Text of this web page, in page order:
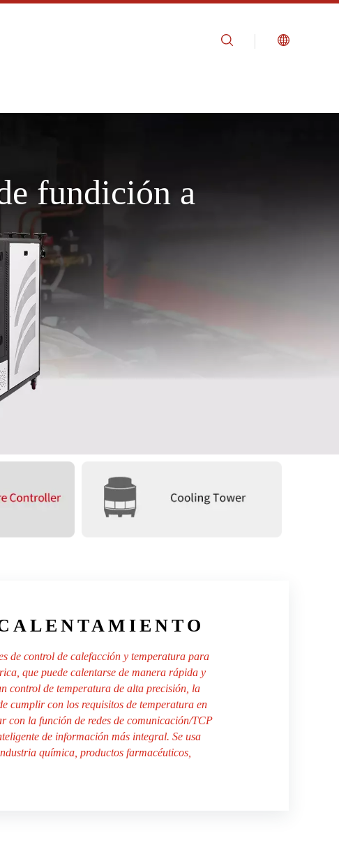
fundición a
de control de calefacción y temperatura para
que puede calentarse de manera rápida y
control de temperatura de alta precisión, la
cumplir con los requisitos de temperatura en
con la función de redes de comunicación/TCP
de información más integral. Se usa
química, productos farmacéuticos,